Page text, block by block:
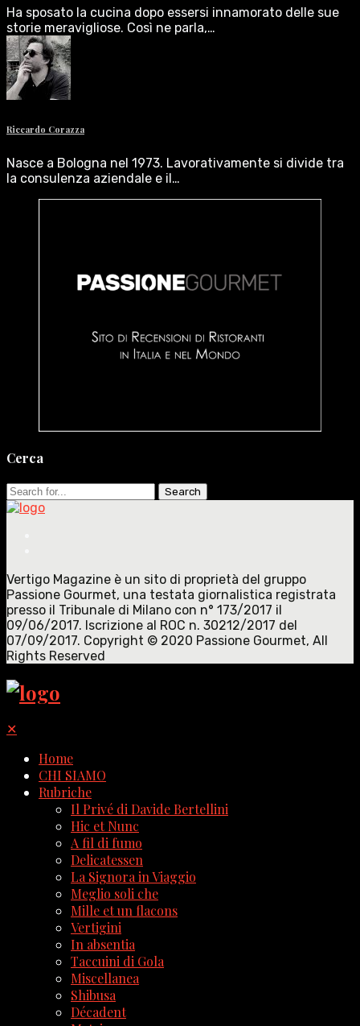
Ha sposato la cucina dopo essersi innamorato delle sue
storie meravigliose. Così ne parla,…
Riccardo Corazza
Nasce a Bologna nel 1973. Lavorativamente si divide tra
la consulenza aziendale e il…
Cerca
Search
for:
Vertigo Magazine è un sito di proprietà del gruppo
Passione Gourmet, una testata giornalistica registrata
presso il Tribunale di Milano con n° 173/2017 il
09/06/2017. Iscrizione al ROC n. 30212/2017 del
07/09/2017. Copyright © 2020 Passione Gourmet, All
Rights Reserved
✕
Home
CHI SIAMO
Rubriche
Il Privé di Davide Bertellini
Hic et Nunc
A fil di fumo
Delicatessen
La Signora in Viaggio
Meglio soli che
Mille et un flacons
Vertigini
In absentia
Taccuini di Gola
Miscellanea
Shibusa
Décadent